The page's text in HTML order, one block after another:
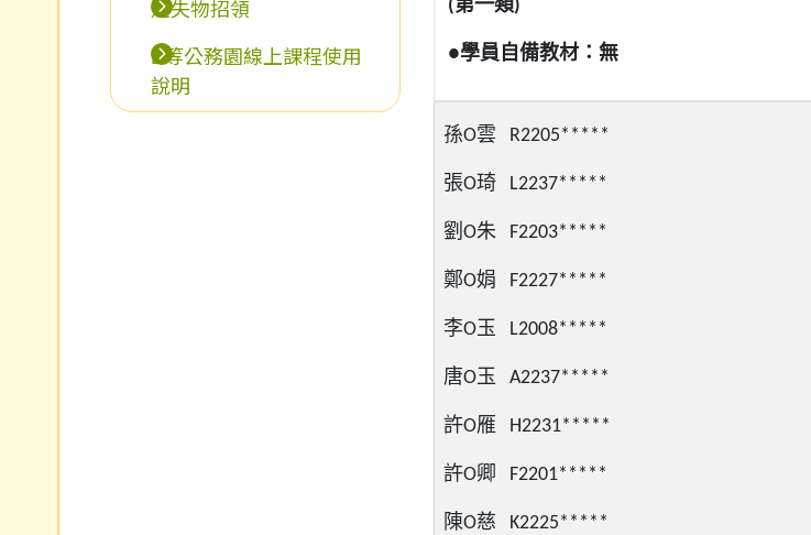
遺失物招領
E等公務園線上課程使用
說明
(第一類)
●學員自備教材：無
孫O雲 R2205*****
張O琦 L2237*****
劉O朱 F2203*****
鄭O娟 F2227*****
李O玉 L2008*****
唐O玉 A2237*****
許O雁 H2231*****
許O卿 F2201*****
陳O慈 K2225*****